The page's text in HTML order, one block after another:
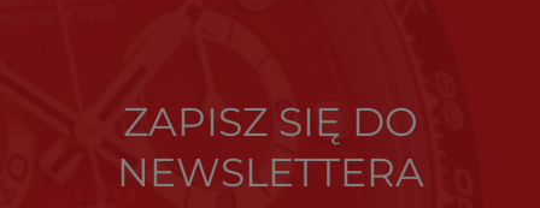
ZAPISZ SIĘ DO
NEWSLETTERA